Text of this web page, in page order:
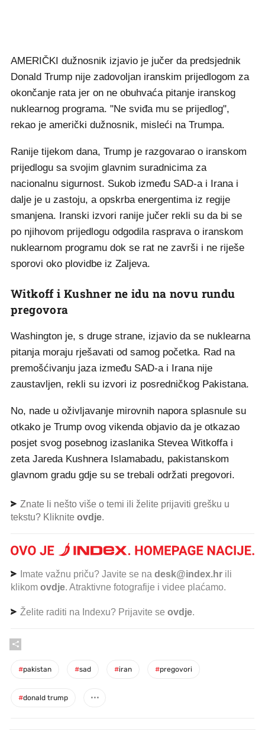
AMERIČKI dužnosnik izjavio je jučer da predsjednik
Donald Trump nije zadovoljan iranskim prijedlogom za
okončanje rata jer on ne obuhvaća pitanje iranskog
nuklearnog programa. "Ne sviđa mu se prijedlog",
rekao je američki dužnosnik, misleći na Trumpa.
Ranije tijekom dana, Trump je razgovarao o iranskom
prijedlogu sa svojim glavnim suradnicima za
nacionalnu sigurnost. Sukob između SAD-a i Irana i
dalje je u zastoju, a opskrba energentima iz regije
smanjena. Iranski izvori ranije jučer rekli su da bi se
po njihovom prijedlogu odgodila rasprava o iranskom
nuklearnom programu dok se rat ne završi i ne riješe
sporovi oko plovidbe iz Zaljeva.
Witkoff i Kushner ne idu na novu rundu
pregovora
Washington je, s druge strane, izjavio da se nuklearna
pitanja moraju rješavati od samog početka. Rad na
premošćivanju jaza između SAD-a i Irana nije
zaustavljen, rekli su izvori iz posredničkog Pakistana.
No, nade u oživljavanje mirovnih napora splasnule su
otkako je Trump ovog vikenda objavio da je otkazao
posjet svog posebnog izaslanika Stevea Witkoffa i
zeta Jareda Kushnera Islamabadu, pakistanskom
glavnom gradu gdje su se trebali održati pregovori.
Znate li nešto više o temi ili želite prijaviti grešku u
tekstu? Kliknite ovdje.
Imate važnu priču? Javite se na desk@index.hr ili
klikom ovdje. Atraktivne fotografije i videe plaćamo.
Želite raditi na Indexu? Prijavite se ovdje.
#pakistan #sad #iran #pregovori
#donald trump